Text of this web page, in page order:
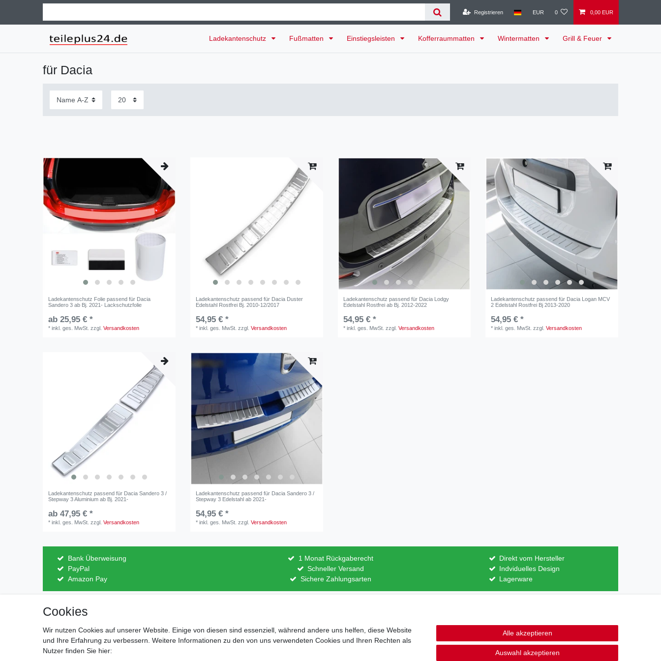
Registrieren EUR 0 0,00 EUR
Ladekantenschutz Fußmatten Einstiegsleisten Kofferraummatten Wintermatten Grill & Feuer
für Dacia
Ladekantenschutz Folie passend für Dacia
Sandero 3 ab Bj. 2021- Lackschutzfolie
ab 25,95 € *
*inkl. ges. MwSt. zzgl.Versandkosten
Ladekantenschutz passend für Dacia Duster
Edelstahl Rostfrei Bj. 2010-12/2017
54,95 € *
*inkl. ges. MwSt. zzgl.Versandkosten
Ladekantenschutz passend für Dacia Lodgy
Edelstahl Rostfrei ab Bj. 2012-2022
54,95 € *
*inkl. ges. MwSt. zzgl.Versandkosten
Ladekantenschutz passend für Dacia Logan MCV
2 Edelstahl Rostfrei Bj 2013-2020
54,95 € *
*inkl. ges. MwSt. zzgl.Versandkosten
Ladekantenschutz passend für Dacia Sandero 3 /
Stepway 3 Aluminium ab Bj. 2021-
ab 47,95 € *
*inkl. ges. MwSt. zzgl.Versandkosten
Ladekantenschutz passend für Dacia Sandero 3 /
Stepway 3 Edelstahl ab 2021-
54,95 € *
*inkl. ges. MwSt. zzgl.Versandkosten
Bank Überweisung
PayPal
Amazon Pay
1 Monat Rückgaberecht
Schneller Versand
Sichere Zahlungsarten
Direkt vom Hersteller
Indviduelles Design
Lagerware
Zahlung und Versand
Cookies
Wir nutzen Cookies auf unserer Website. Einige von diesen sind essenziell, während andere uns helfen, diese Website
und Ihre Erfahrung zu verbessern. Weitere Informationen zu den von uns verwendeten Cookies und Ihren Rechten als
Nutzer finden Sie hier:
Alle akzeptieren
Auswahl akzeptieren